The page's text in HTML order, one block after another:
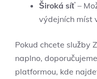
Široká síť –
výdejních míst
Pokud chcete služby
naplno,
platformou, kde